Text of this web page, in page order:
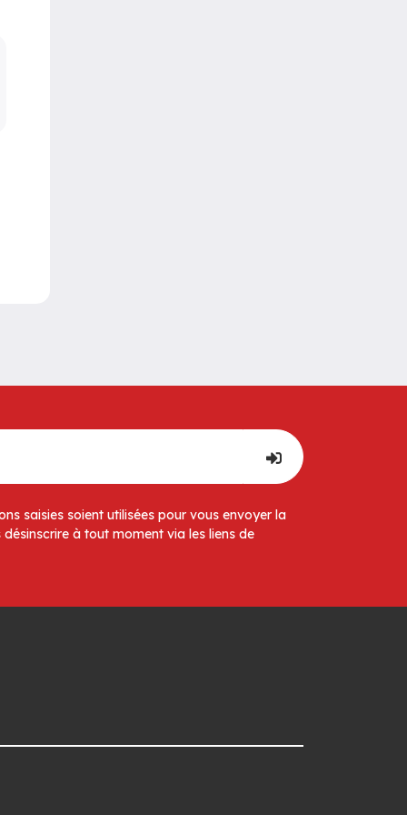
saisies soient utilisées pour vous envoyer la
à tout moment via les liens de